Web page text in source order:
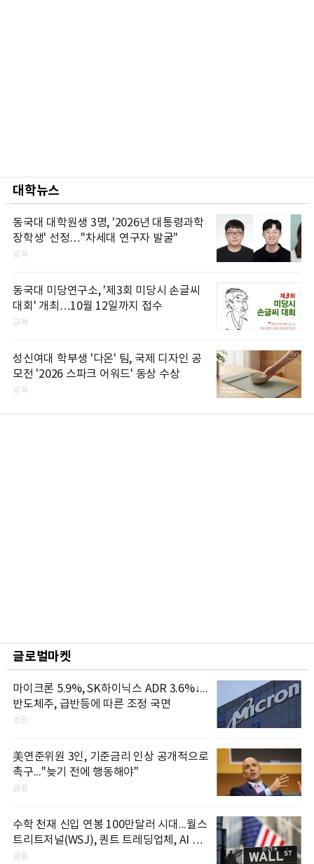
대학뉴스
동국대 대학원생 3명, '2026년 대통령과학
장학생' 선정…"차세대 연구자 발굴"
교육
동국대 미당연구소, '제3회 미당시 손글씨
대회' 개최…10월 12일까지 접수
교육
성신여대 학부생 '다온' 팀, 국제 디자인 공
모전 '2026 스파크 어워드' 동상 수상
교육
글로벌마켓
마이크론 5.9%, SK하이닉스 ADR 3.6%↓...
반도체주, 급반등에 따른 조정 국면
증권
美연준위원 3인, 기준금리 인상 공개적으로
촉구..."늦기 전에 행동해야"
금융
수학 천재 신입 연봉 100만달러 시대...월스
트리트저널(WSJ), 퀀트 트레딩업체, AI 기
업들 인재 확보 경쟁
금융